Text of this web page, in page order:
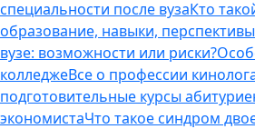
специальности после вузаКто
образование, навыки, перспективы
вузе: возможности или риски?
колледжеВсе о профессии
подготовительные курсы
экономистаЧто такое синдром